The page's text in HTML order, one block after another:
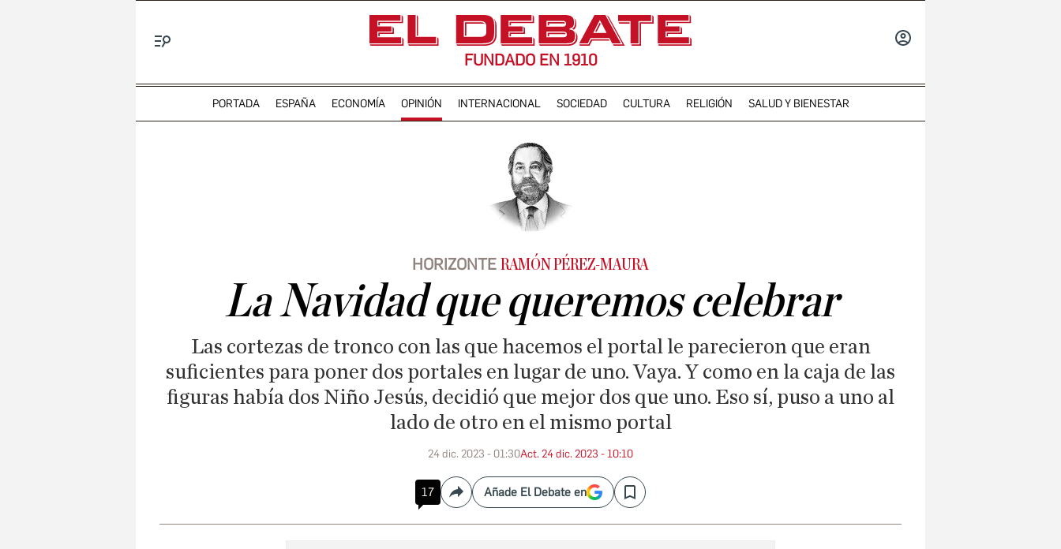
FUNDADO EN 1910
PORTADA ESPAÑA ECONOMÍA OPINIÓN INTERNACIONAL SOCIEDAD CULTURA RELIGIÓN SALUD Y BIENESTAR
HORIZONTE RAMÓN PÉREZ-MAURA
La Navidad que queremos celebrar
Las cortezas de tronco con las que hacemos el portal le parecieron que eran
suficientes para poner dos portales en lugar de uno. Vaya. Y como en la caja de las
figuras había dos Niño Jesús, decidió que mejor dos que uno. Eso sí, puso a uno al
lado de otro en el mismo portal
24 dic. 2023 - 01:30Act. 24 dic. 2023 - 10:10
17 CompartirAñade El Debate en Save